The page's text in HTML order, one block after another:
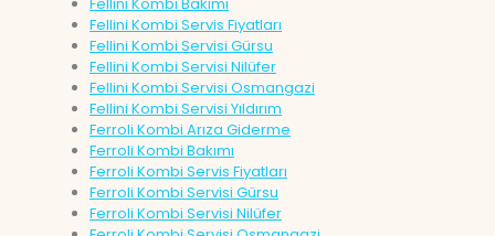
Fellini Kombi Bakımı
Fellini Kombi Servis Fiyatları
Fellini Kombi Servisi Gürsu
Fellini Kombi Servisi Nilüfer
Fellini Kombi Servisi Osmangazi
Fellini Kombi Servisi Yıldırım
Ferroli Kombi Arıza Giderme
Ferroli Kombi Bakımı
Ferroli Kombi Servis Fiyatları
Ferroli Kombi Servisi Gürsu
Ferroli Kombi Servisi Nilüfer